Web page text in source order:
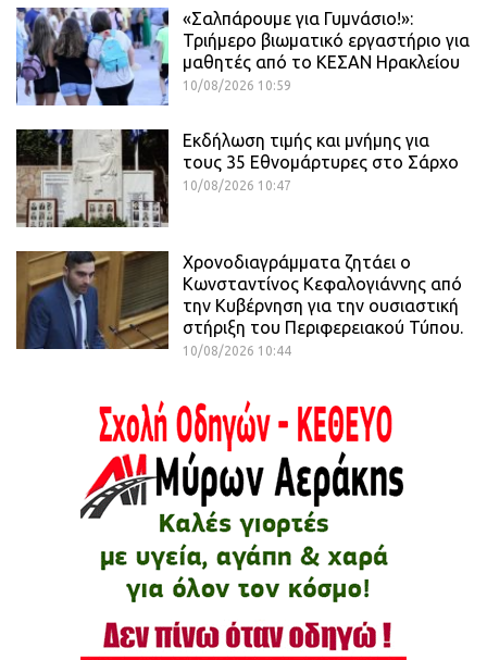
«Σαλπάρουμε για Γυμνάσιο!»:
Τριήμερο βιωματικό εργαστήριο για
μαθητές από το ΚΕΣΑΝ Ηρακλείου
10/08/2026 10:59
Εκδήλωση τιμής και μνήμης για
τους 35 Εθνομάρτυρες στο Σάρχο
10/08/2026 10:47
Χρονοδιαγράμματα ζητάει ο
Κωνσταντίνος Κεφαλογιάννης από
την Κυβέρνηση για την ουσιαστική
στήριξη του Περιφερειακού Τύπου.
10/08/2026 10:44